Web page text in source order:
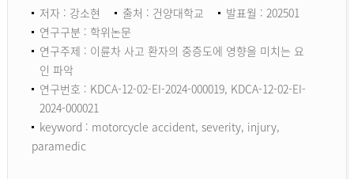
저자 : 강소현 출처 : 건양대학교
발표월 : 202501
연구구분 : 학위논문
연구주제 : 이륜차 사고 환자의 중증도에 영향을 미치는 요
인 파악
연구번호 : KDCA-12-02-EI-2024-000019, KDCA-12-02-EI-
2024-000021
keyword : motorcycle accident, severity, injury,
paramedic